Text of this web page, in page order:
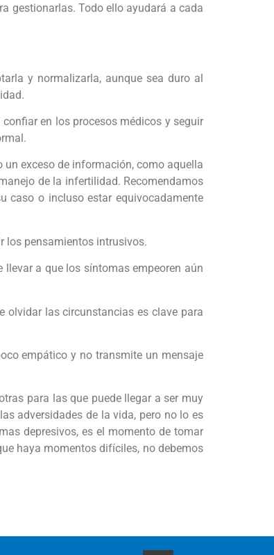
gestionarlas. Todo ello ayudará a cada
y normalizarla, aunque sea duro al
en los procesos médicos y seguir
exceso de información, como aquella
de la infertilidad. Recomendamos
caso o incluso estar equivocadamente
pensamientos intrusivos.
a que los síntomas empeoren aún
las circunstancias es clave para
empático y no transmite un mensaje
para las que puede llegar a ser muy
adversidades de la vida, pero no lo es
depresivos, es el momento de tomar
haya momentos difíciles, no debemos